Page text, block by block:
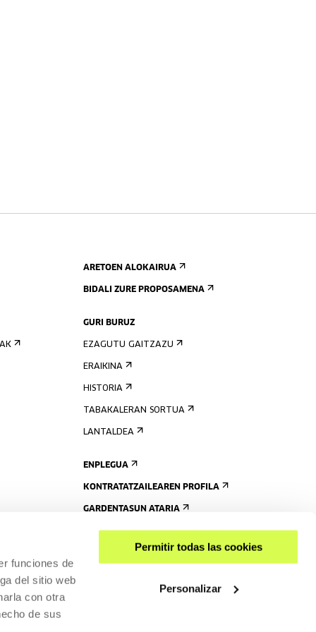
funciones de
del sitio web
con otra
de sus
Permitir todas las cookies
Personalizar
ARETOEN ALOKAIRUA
BIDALI ZURE PROPOSAMENA
GURI BURUZ
EZAGUTU GAITZAZU
ERAIKINA
HISTORIA
TABAKALERAN SORTUA
LANTALDEA
ENPLEGUA
KONTRATATZAILEAREN PROFILA
GARDENTASUN ATARIA